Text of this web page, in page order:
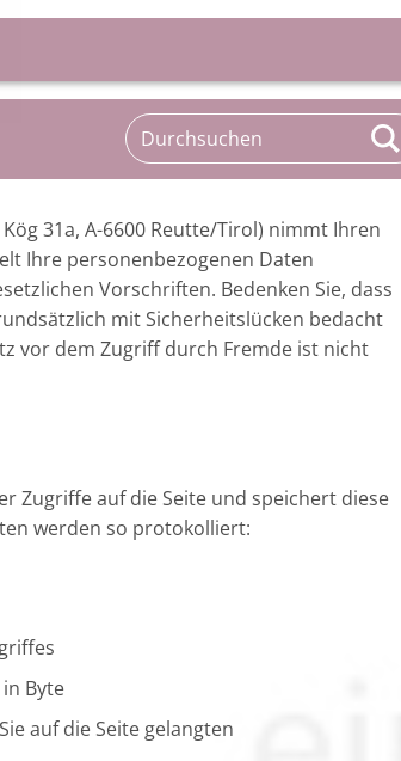
31a, A-6600 Reutte/Tirol) nimmt Ihren
Ihre personenbezogenen Daten
Vorschriften. Bedenken Sie, dass
mit Sicherheitslücken bedacht
vor dem Zugriff durch Fremde ist nicht
Zugriffe auf die Seite und speichert diese
werden so protokolliert:
Byte
auf die Seite gelangten